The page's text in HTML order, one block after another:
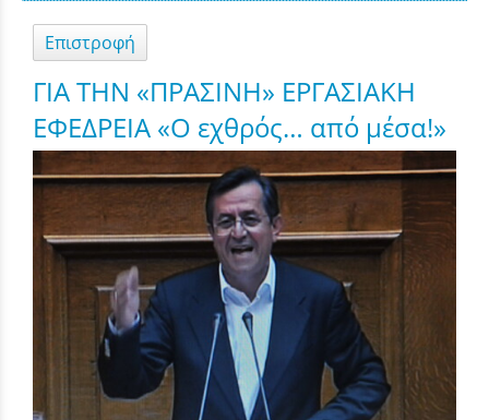
Επιστροφή
ΓΙΑ ΤΗΝ «ΠΡΑΣΙΝΗ» ΕΡΓΑΣΙΑΚΗ
ΕΦΕΔΡΕΙΑ «Ο εχθρός… από μέσα!»